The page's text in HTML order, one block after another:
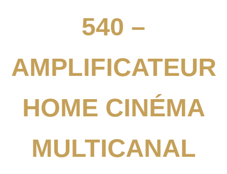
540 –
AMPLIFICATEUR
HOME CINÉMA
MULTICANAL